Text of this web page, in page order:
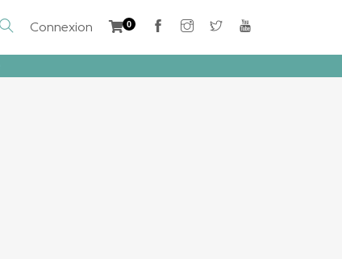
Connexion 0